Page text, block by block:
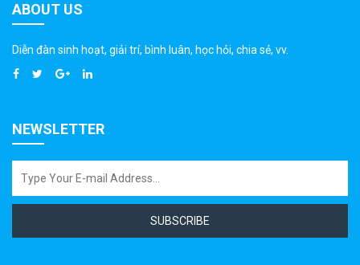
ABOUT US
Diễn đàn sinh hoạt, giải trí, bình luân, học hỏi, chia sẻ, vv.
NEWSLETTER
SUBSCRIBE